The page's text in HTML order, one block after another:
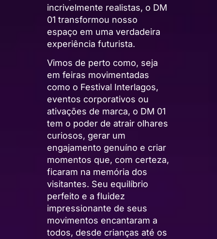
incrivelmente realistas, o DM
01 transformou nosso
espaço em uma verdadeira
experiência futurista.
Vimos de perto como, seja
em feiras movimentadas
como o Festival Interlagos,
eventos corporativos ou
ativações de marca, o DM 01
tem o poder de atrair olhares
curiosos, gerar um
engajamento genuíno e criar
momentos que, com certeza,
ficaram na memória dos
visitantes. Seu equilíbrio
perfeito e a fluidez
impressionante de seus
movimentos encantaram a
todos, desde crianças até os